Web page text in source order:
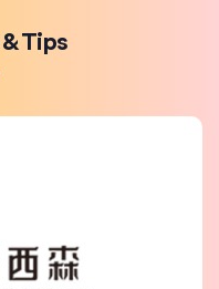
& Tips